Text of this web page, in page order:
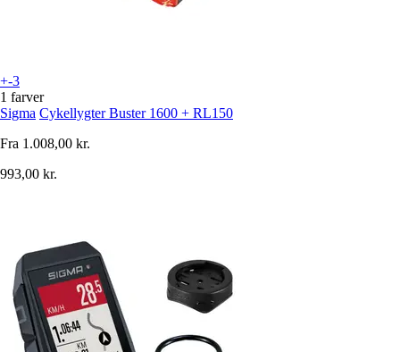
+-3
1 farver
Sigma Cykellygter Buster 1600 + RL150
Fra 1.008,00 kr.
993,00 kr.